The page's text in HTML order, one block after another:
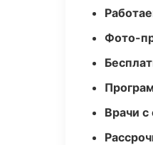
Фото-
Врачи с